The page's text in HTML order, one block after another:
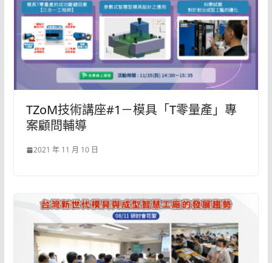
TZoM技術講座#1－模具「T零量產」專
案顧問輔導
2021 年 11 月 10 日